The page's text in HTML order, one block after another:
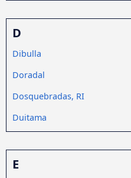
D
Dibulla
Doradal
Dosquebradas, RI
Duitama
E